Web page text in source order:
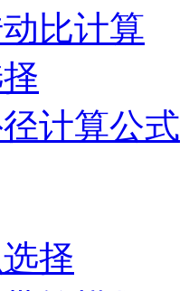
比计算
计算公式
择